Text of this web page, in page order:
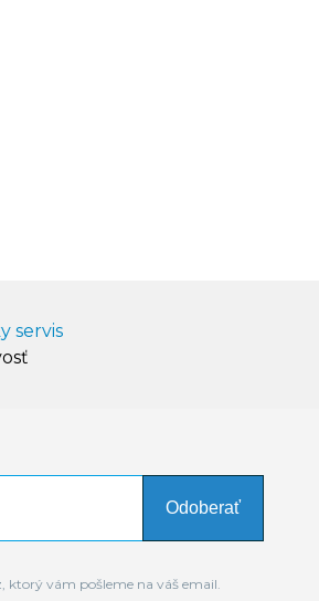
servis
Odoberať
ktorý vám pošleme na váš email.